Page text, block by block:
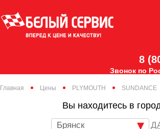
8
Звонок по
Главная Цены PLYMOUTH SUNDANCE
Вы находитесь в
Брянск